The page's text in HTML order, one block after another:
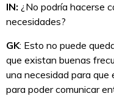
IN: ¿No podría hacerse
necesidades?
GK: Esto no puede
que existan buenas
una necesidad para que
para poder comunicar